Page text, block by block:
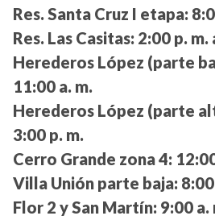
Res. Santa Cruz I etapa:
Res. Las Casitas: 2:00 p. m.
Herederos López (parte
11:00 a. m.
Herederos López (parte
3:00 p. m.
Cerro Grande zona 4:
Villa Unión parte baja:
Flor 2 y San Martín: 9:00 a.